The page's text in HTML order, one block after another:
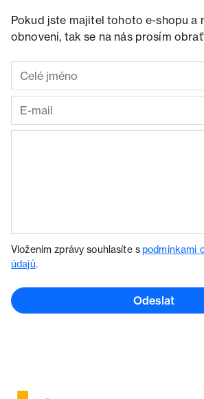
Pokud jste majitel tohoto e-shopu a
obnovení, tak se na nás prosím
Vložením zprávy souhlasíte spodmínkami
údajů.
Odeslat